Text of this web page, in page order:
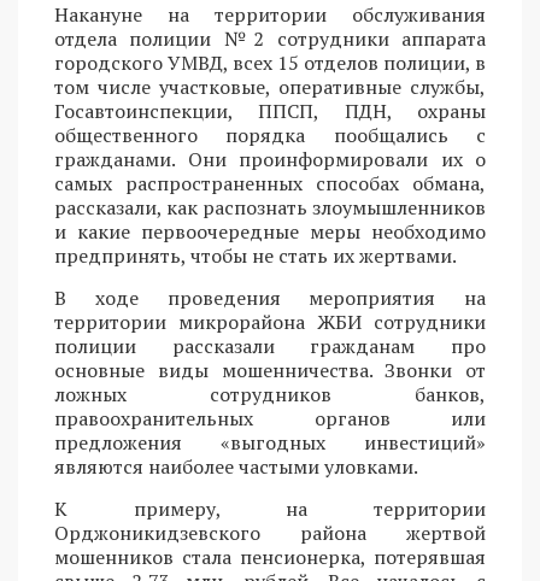
Накануне на территории обслуживания
отдела полиции №2 сотрудники аппарата
городского УМВД, всех 15 отделов полиции, в
том числе участковые, оперативные службы,
Госавтоинспекции, ППСП, ПДН, охраны
общественного порядка пообщались с
гражданами. Они проинформировали их о
самых распространенных способах обмана,
рассказали, как распознать злоумышленников
и какие первоочередные меры необходимо
предпринять, чтобы не стать их жертвами.
В ходе проведения мероприятия на
территории микрорайона ЖБИ сотрудники
полиции рассказали гражданам про
основные виды мошенничества. Звонки от
ложных сотрудников банков,
правоохранительных органов или
предложения «выгодных инвестиций»
являются наиболее частыми уловками.
К примеру, на территории
Орджоникидзевского района жертвой
мошенников стала пенсионерка, потерявшая